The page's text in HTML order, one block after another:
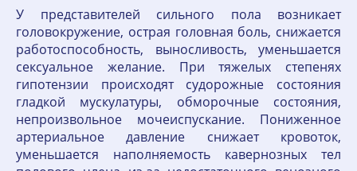
У представителей сильного пола возникает
головокружение, острая головная боль, снижается
работоспособность, выносливость, уменьшается
сексуальное желание. При тяжелых степенях
гипотензии происходят судорожные состояния
гладкой мускулатуры, обморочные состояния,
непроизвольное мочеиспускание. Пониженное
артериальное давление снижает кровоток,
уменьшается наполняемость кавернозных тел